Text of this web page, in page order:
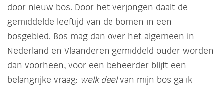
door nieuw bos. Door het verjongen daalt de
gemiddelde leeftijd van de bomen in een
bosgebied. Bos mag dan over het algemeen in
Nederland en Vlaanderen gemiddeld ouder worden
dan voorheen, voor een beheerder blijft een
belangrijke vraag: welk deelvan mijn bos ga ik